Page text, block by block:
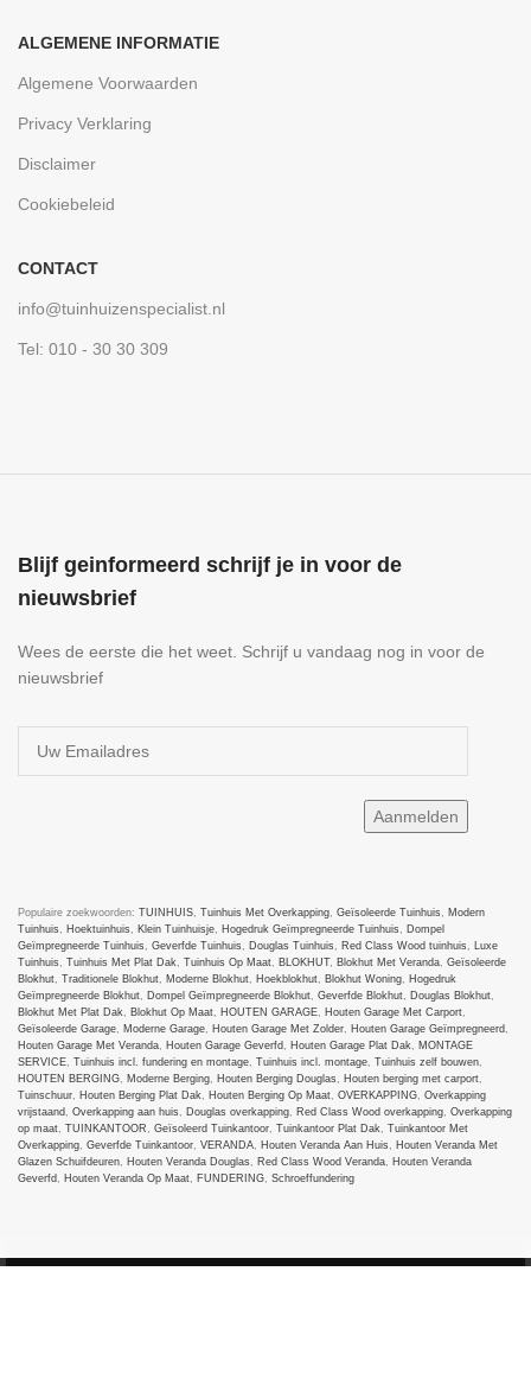
ALGEMENE INFORMATIE
Algemene Voorwaarden
Privacy Verklaring
Disclaimer
Cookiebeleid
CONTACT
info@tuinhuizenspecialist.nl
Tel: 010 - 30 30 309
Blijf geinformeerd schrijf je in voor de
nieuwsbrief
Wees de eerste die het weet. Schrijf u vandaag nog in voor de
nieuwsbrief
Populaire zoekwoorden: TUINHUIS, Tuinhuis Met Overkapping, Geïsoleerde Tuinhuis , Modern
Tuinhuis , Hoektuinhuis , Klein Tuinhuisje, Hogedruk Geïmpregneerde Tuinhuis , Dompel
Geïmpregneerde Tuinhuis , Geverfde Tuinhuis , Douglas Tuinhuis , Red Class Wood tuinhuis , Luxe
Tuinhuis , Tuinhuis Met Plat Dak, Tuinhuis Op Maat, BLOKHUT, Blokhut Met Veranda, Geïsoleerde
Blokhut, Traditionele Blokhut, Moderne Blokhut, Hoekblokhut, Blokhut Woning, Hogedruk
Geïmpregneerde Blokhut, Dompel Geïmpregneerde Blokhut, Geverfde Blokhut, Douglas Blokhut,
Blokhut Met Plat Dak, Blokhut Op Maat, HOUTEN GARAGE, Houten Garage Met Carport,
Geïsoleerde Garage, Moderne Garage, Houten Garage Met Zolder, Houten Garage Geïmpregneerd ,
Houten Garage Met Veranda, Houten Garage Geverfd , Houten Garage Plat Dak, MONTAGE
SERVICE, Tuinhuis incl. fundering en montage, Tuinhuis incl. montage, Tuinhuis zelf bouwen,
HOUTEN BERGING, Moderne Berging, Houten Berging Douglas , Houten berging met carport,
Tuinschuur, Houten Berging Plat Dak, Houten Berging Op Maat, OVERKAPPING, Overkapping
vrijstaand , Overkapping aan huis , Douglas overkapping, Red Class Wood overkapping, Overkapping
op maat, TUINKANTOOR , Geïsoleerd Tuinkantoor, Tuinkantoor Plat Dak, Tuinkantoor Met
Overkapping, Geverfde Tuinkantoor, VERANDA, Houten Veranda Aan Huis , Houten Veranda Met
Glazen Schuifdeuren, Houten Veranda Douglas , Red Class Wood Veranda, Houten Veranda
Geverfd , Houten Veranda Op Maat, FUNDERING, Schroeffundering